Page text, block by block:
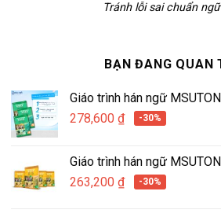
Tránh lỗi sai chuẩn
BẠN ĐANG QUAN
Giáo trình hán ngữ
278,600 ₫ -30%
Giáo trình hán ngữ
263,200 ₫ -30%